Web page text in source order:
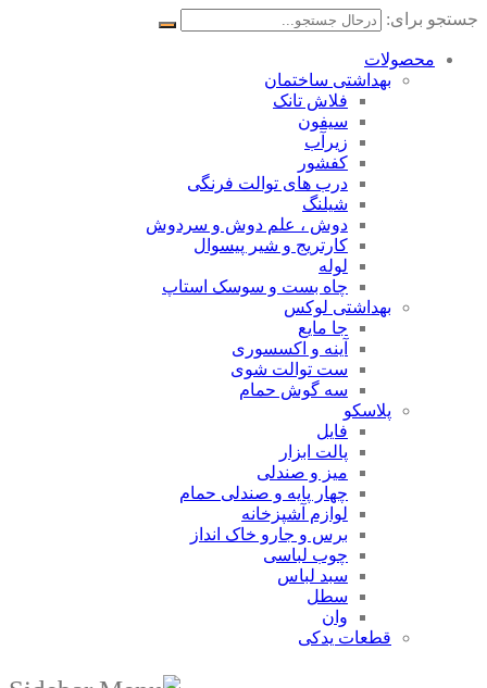
جستجو برای:
محصولات
بهداشتی ساختمان
فلاش تانک
سیفون
زیرآب
کفشور
درب های توالت فرنگی
شیلنگ
دوش ، علم دوش و سردوش
کارتریج و شیر پیسوال
لوله
چاه بست و سوسک استاپ
بهداشتی لوکس
جا مایع
آینه و اکسسوری
ست توالت شوی
سه گوش حمام
پلاسکو
فایل
پالت ابزار
میز و صندلی
چهار پایه و صندلی حمام
لوازم آشپزخانه
برس و جارو خاک انداز
چوب لباسی
سبد لباس
سطل
وان
قطعات یدکی